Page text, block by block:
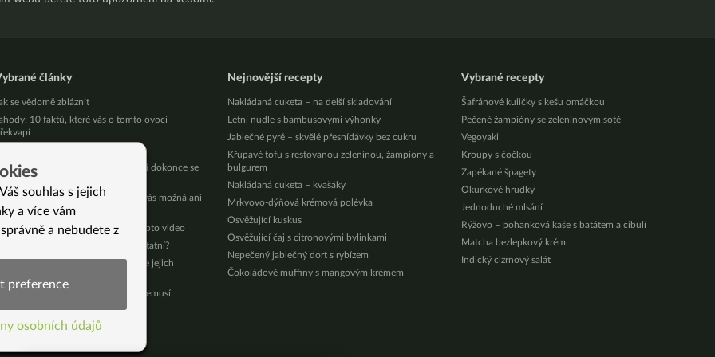
články
se vědomě zbláznit
10 faktů, které vás o tomto ovoci
vybrat to správné nádobí? A nyní dokonce se
až 40%!
příčiny nespavosti: Tyto vás možná ani
začneme Jarní očistu, pusťte si toto video
neočkované děti rizikem pro ostatní?
štíhlí, i když nedrží dietu. Jaké je jejich
už léky na otoky nohou brát nemusí
kroků: Jak jít na nemoc JINAK
Nejnovější recepty
Nakládaná cuketa – na delší skladování
Letní nudle s bambusovými výhonky
Jablečné pyré – skvělé přesnídávky bez cukru
Křupavé tofu s restovanou zeleninou, žampiony a
bulgurem
Nakládaná cuketa – kvašáky
Mrkvovo-dýňová krémová polévka
Osvěžující kuskus
Osvěžující čaj s citronovými bylinkami
Nepečený jablečný dort s rybízem
Čokoládové muffiny s mangovým krémem
Vybrané recepty
Šafránové kuličky s kešu omáčkou
Pečené žampióny se zeleninovým soté
Vegoyaki
Kroupy s čočkou
Zapékané špagety
Okurkové hrudky
Jednoduché mlsání
Rýžovo – pohanková kaše s batátem a cibulí
Matcha bezlepkový krém
Indický cizrnový salát
souhlas s jejich
a více vám
a nebudete z
preference
osobních údajů